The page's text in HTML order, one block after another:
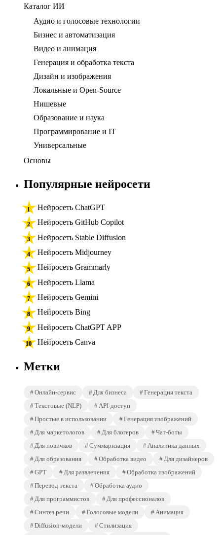
Каталог ИИ
Аудио и голосовые технологии
Бизнес и автоматизация
Видео и анимация
Генерация и обработка текста
Дизайн и изображения
Локальные и Open-Source
Нишевые
Образование и наука
Программирование и IT
Универсальные
Основы
Популярные нейросети
Нейросеть ChatGPT
Нейросеть GitHub Copilot
Нейросеть Stable Diffusion
Нейросеть Midjourney
Нейросеть Grammarly
Нейросеть Llama
Нейросеть Gemini
Нейросеть Bing
Нейросеть ChatGPT APP
Нейросеть Canva
Метки
Онлайн-сервис Для бизнеса
Генерация текста
Текстовые (NLP)
API-доступ
Простые в использовании
Генерация изображений
Для маркетологов
Для блогеров
Чат-боты
Для новичков
Суммаризация
Аналитика данных
Для образования
Обработка видео
Для дизайнеров
GPT
Для развлечения
Обработка изображений
Перевод текста
Обработка аудио
Для программистов
Для профессионалов
Синтез речи
Голосовые модели
Анимация
Diffusion-модели
Стилизация